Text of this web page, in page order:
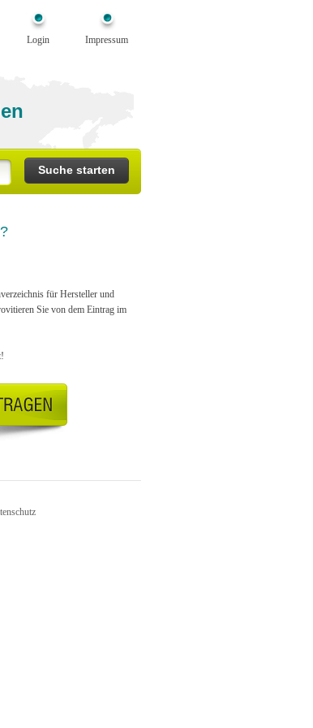
Login Impressum
für Hersteller und
Sie von dem Eintrag im